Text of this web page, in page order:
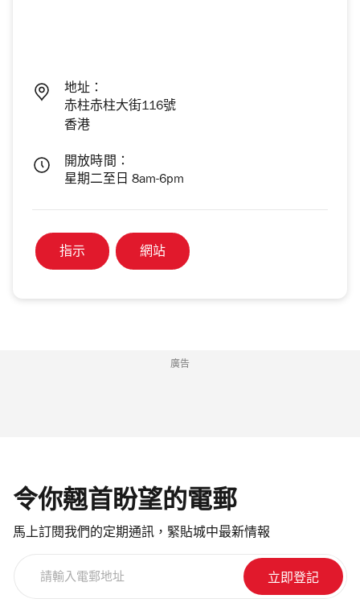
地址：
赤柱赤柱大街116號
香港
開放時間：
星期二至日 8am-6pm
指示 網站
廣告
令你翹首盼望的電郵
馬上訂閱我們的定期通訊，緊貼城中最新情報